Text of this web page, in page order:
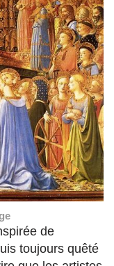
de
toujours quêté